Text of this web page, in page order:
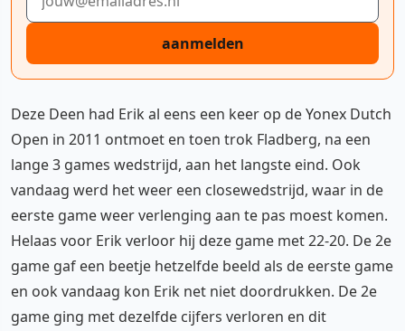
aanmelden
Deze Deen had Erik al eens een keer op de Yonex Dutch
Open in 2011 ontmoet en toen trok Fladberg, na een
lange 3 games wedstrijd, aan het langste eind. Ook
vandaag werd het weer een closewedstrijd, waar in de
eerste game weer verlenging aan te pas moest komen.
Helaas voor Erik verloor hij deze game met 22-20. De 2e
game gaf een beetje hetzelfde beeld als de eerste game
en ook vandaag kon Erik net niet doordrukken. De 2e
game ging met dezelfde cijfers verloren en dit